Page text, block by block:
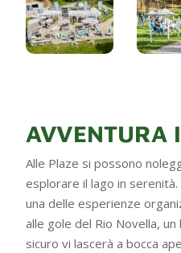
AVVENTURA
Alle Plaze si possono
esplorare il lago in
una delle esperienze
alle gole del Rio Novella,
sicuro vi lascerà a bocca